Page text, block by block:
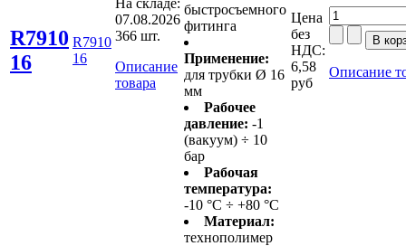
R7910
16
R7910
16
07.08.2026
366 шт.
Описание
товара
быстросъемного
фитинга
Применение:
для трубки Ø 16
мм
Рабочее
давление: -1
(вакуум) ÷ 10
бар
Рабочая
температура:
-10 °С ÷ +80 °С
Материал:
технополимер
Цена
без
НДС:
6,58
руб
Описание